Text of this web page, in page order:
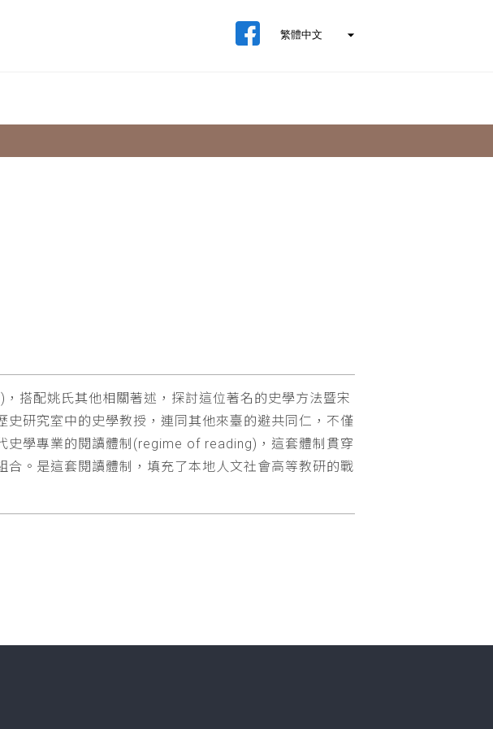
搭配姚氏其他相關著述，探討這位著名的史學方法暨宋
研究室中的史學教授，連同其他來臺的避共同仁，不僅
史學專業的閱讀體制(regime of reading)，這套體制貫穿
。是這套閱讀體制，填充了本地人文社會高等教研的戰